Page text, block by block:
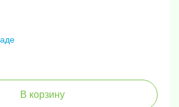
В корзину